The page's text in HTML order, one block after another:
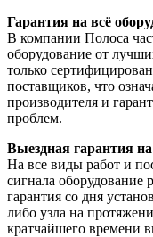
Гарантия на всё
В компании Полоса
оборудование от
только
поставщиков, что
производителя и
проблем.
Выездная гарантия
На все виды работ и
сигнала оборудование
гарантия со дня
либо узла на
кратчайшего времени